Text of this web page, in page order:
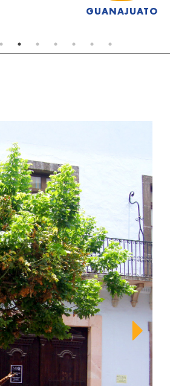
GUANAJUATO